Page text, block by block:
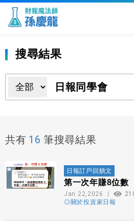
搜尋結果
共有 16 筆搜尋結果
日報訂戶回饋文
第一次年賺8位數
Jan 22,2026
◎關於投資家日報